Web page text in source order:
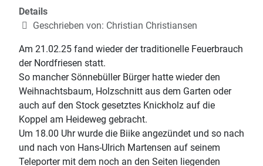
Details
Geschrieben von: Christian Christiansen
Am 21.02.25 fand wieder der traditionelle Feuerbrauch
der Nordfriesen statt.
So mancher Sönnebüller Bürger hatte wieder den
Weihnachtsbaum, Holzschnitt aus dem Garten oder
auch auf den Stock gesetztes Knickholz auf die
Koppel am Heideweg gebracht.
Um 18.00 Uhr wurde die Biike angezündet und so nach
und nach von Hans-Ulrich Martensen auf seinem
Teleporter mit dem noch an den Seiten liegenden